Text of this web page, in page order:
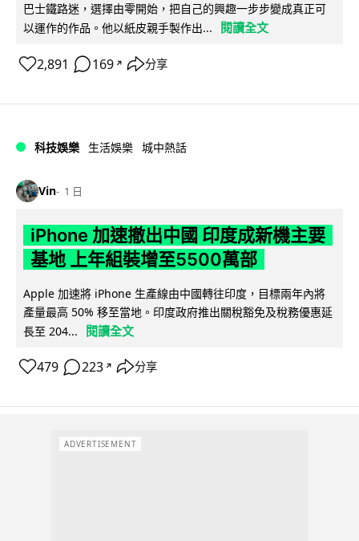
巴士鐵路迷，選擇由零開始，把自己的興趣一步步變成真正可
以運作的作品。他以紙皮親手製作出...
閱讀全文
2,891 169 ↗ 分享
科技娛樂 生活娛樂 城中熱話
Vin 1 日
iPhone 加速撤出中國 印度成新機主要
基地 上年組裝增至5500萬部
Apple 加速將 iPhone 生產線由中國轉往印度，目標兩年內將
產量最高 50% 移至當地。印度政府推出關稅豁免及稅務優惠延
長至 204...
閱讀全文
479 223 ↗ 分享
ADVERTISEMENT